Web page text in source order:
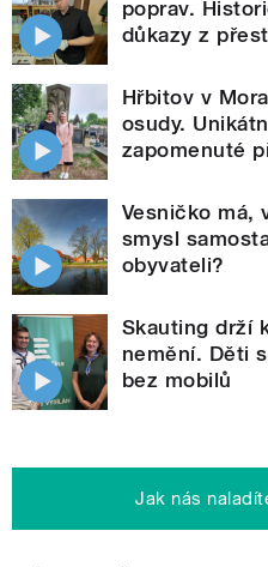
poprav.
důkazy z
Hřbitov v
osudy.
zapomenuté
Vesničko má,
smysl
obyvateli?
Skauting drží
nemění. Děti
bez mobilů
Jak nás